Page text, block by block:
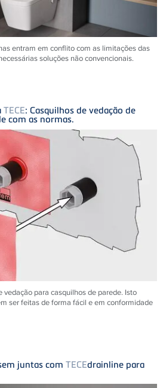
entram em conflito com as limitações das
soluções não convencionais.
TECE: Casquilhos de vedação de
com as normas.
para casquilhos de parede. Isto
ser feitas de forma fácil e em conformidade
juntas com TECEdrainline para